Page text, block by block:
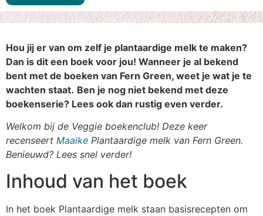
Hou jij er van om zelf je plantaardige melk te maken?
Dan is dit een boek voor jou! Wanneer je al bekend
bent met de boeken van Fern Green, weet je wat je te
wachten staat. Ben je nog niet bekend met deze
boekenserie? Lees ook dan rustig even verder.
Welkom bij de Veggie boekenclub! Deze keer
recenseert Maaike Plantaardige melk van Fern Green.
Benieuwd? Lees snel verder!
Inhoud van het boek
In het boek Plantaardige melk staan basisrecepten om